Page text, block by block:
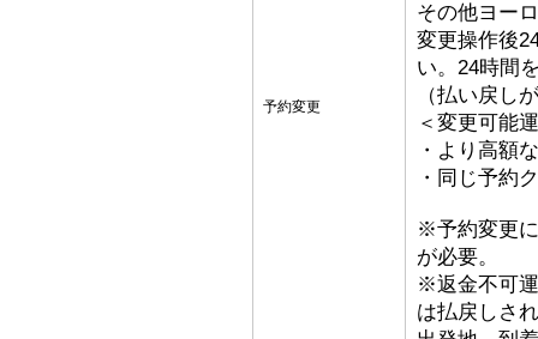
予約変更
その他ヨー
変更操作後
い。24時間
（払い戻し
＜変更可能
・より高額
・同じ予約
※予約変更
が必要。
※返金不可
は払戻しさ